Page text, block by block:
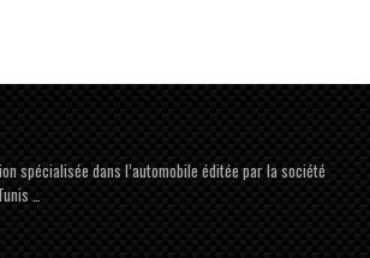
spécialisée dans l’automobile éditée par la société
…